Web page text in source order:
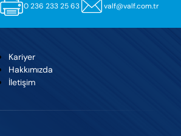
0 236 233 25 63 valf@valf.com.tr
Kariyer
Hakkımızda
İletişim